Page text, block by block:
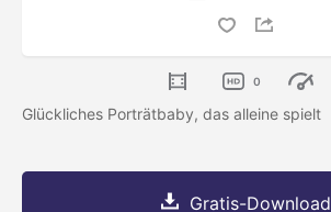
0
Glückliches Porträtbaby, das alleine spielt
Gratis-Download